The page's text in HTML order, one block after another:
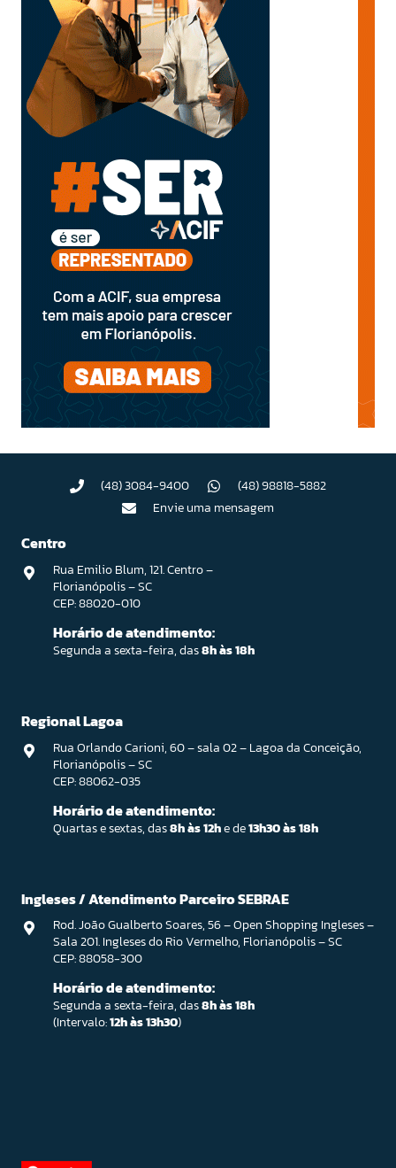
(48) 3084-9400
(48) 98818-5882
Envie uma mensagem
Centro
Rua Emilio Blum, 121. Centro –
Florianópolis – SC
CEP: 88020-010
Horário de atendimento:
Segunda a sexta-feira, das8h às 18h
Regional Lagoa
Rua Orlando Carioni, 60 – sala 02 – Lagoa da Conceição,
Florianópolis – SC
CEP: 88062-035
Horário de atendimento:
Quartas e sextas, das8h às 12he de13h30 às 18h
Ingleses / Atendimento Parceiro SEBRAE
Rod. João Gualberto Soares, 56 – Open Shopping Ingleses –
Sala 201. Ingleses do Rio Vermelho, Florianópolis – SC
CEP: 88058-300
Horário de atendimento:
Segunda a sexta-feira, das8h às 18h
(Intervalo:12h às 13h30)